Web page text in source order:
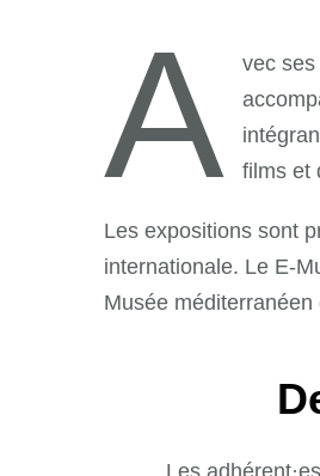
A
vec ses
films et
Les expositions sont
internationale. Le E-
Musée méditerranéen
Les